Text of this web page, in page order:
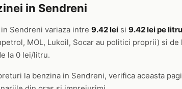
in Sendreni
Sendreni variaza intre 9.42 lei si 9.42 lei pe litru
MOL, Lukoil, Socar au politici proprii) si
la 0 lei/litru.
la benzina in Sendreni, verifica aceasta